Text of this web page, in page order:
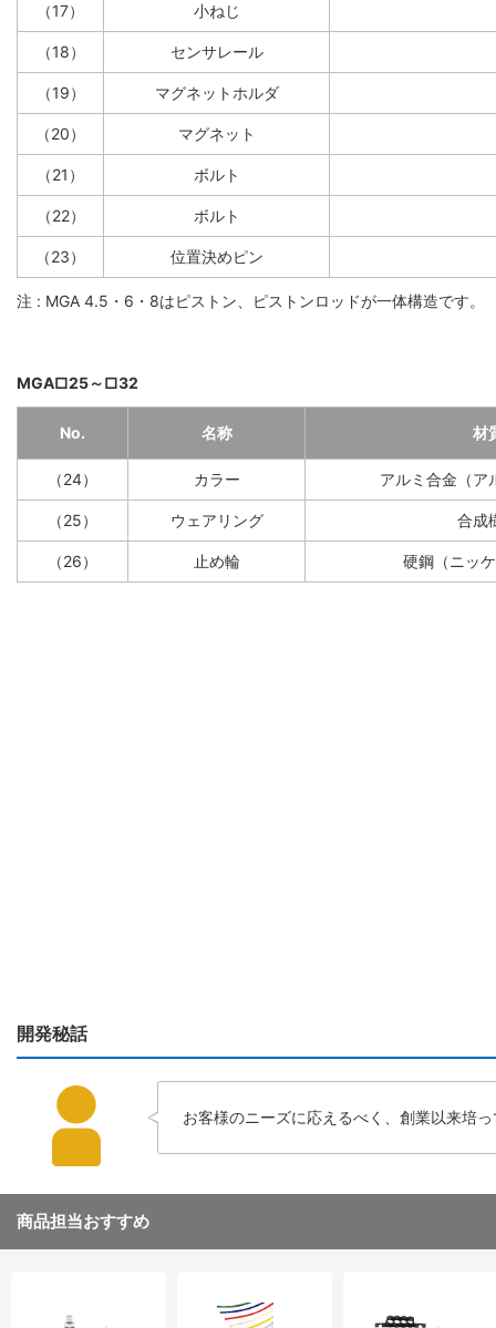
（17） 小ねじ
（18） センサレール
（19） マグネットホルダ
（20） マグネット
（21） ボルト
（22） ボルト
（23） 位置決めピン
注 : MGA 4.5・6・8はピストン、ピストンロッドが一体構造です。
MGA□25～□32
No. 名称 材
（24） カラー アルミ合金（ア
（25） ウェアリング 合成
（26） 止め輪 硬鋼（ニッ
開発秘話
お客様のニーズに応えるべく、創業以来培
商品担当おすすめ